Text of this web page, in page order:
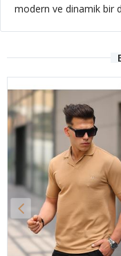
modern ve dinamik bir